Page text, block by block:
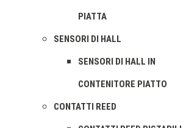
PIATTA
SENSORI DI HALL
SENSORI DI HALL IN
CONTENITORE PIATTO
CONTATTI REED